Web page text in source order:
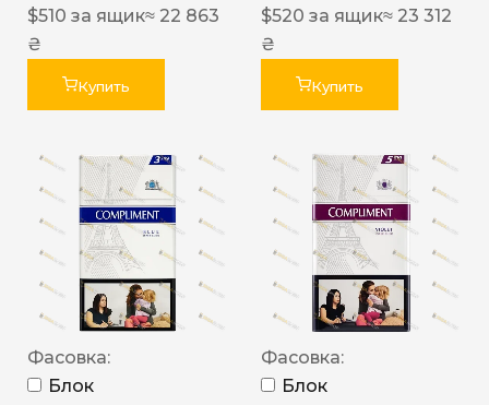
$510 за ящик≈ 22 863
₴
Купить
$520 за ящик≈ 23 312
₴
Купить
Фасовка:
Блок
Фасовка:
Блок